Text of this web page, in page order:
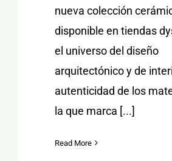
nueva colección
disponible en tiendas
el universo del diseño
arquitectónico y de
autenticidad de los
la que marca [...]
Read More